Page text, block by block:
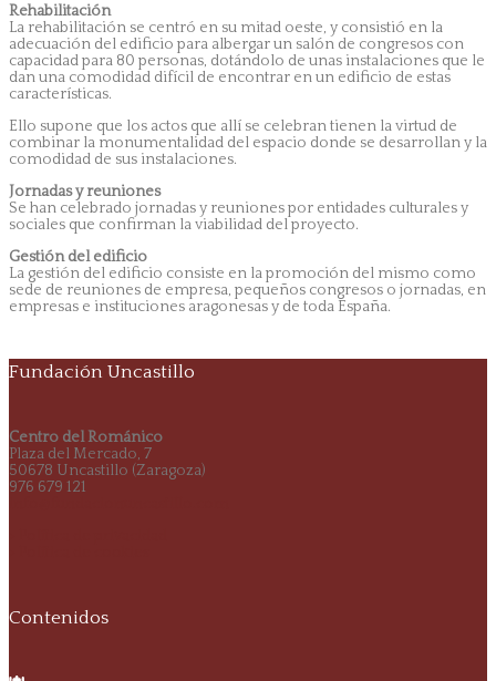
Rehabilitación
La rehabilitación se centró en su mitad oeste, y consistió en la
adecuación del edificio para albergar un salón de congresos con
capacidad para 80 personas, dotándolo de unas instalaciones que le
dan una comodidad difícil de encontrar en un edificio de estas
características.
Ello supone que los actos que allí se celebran tienen la virtud de
combinar la monumentalidad del espacio donde se desarrollan y la
comodidad de sus instalaciones.
Jornadas y reuniones
Se han celebrado jornadas y reuniones por entidades culturales y
sociales que confirman la viabilidad del proyecto.
Gestión del edificio
La gestión del edificio consiste en la promoción del mismo como
sede de reuniones de empresa, pequeños congresos o jornadas, en
empresas e instituciones aragonesas y de toda España.
Fundación Uncastillo
Centro del Románico
Plaza del Mercado, 7
50678 Uncastillo (Zaragoza)
976 679 121
Contenidos